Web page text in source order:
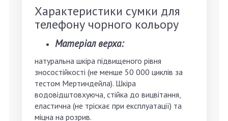
Характеристики сумки для
телефону чорного кольору
Матеріал верха:
натуральна шкіра підвищеного рівня
зносостійкості (не менше 50 000 циклів за
тестом Мертиндейла). Шкіра
водовідштовхуюча, стійка до вицвітання,
еластична (не тріскає при експлуатації) та
міцна на розрив.